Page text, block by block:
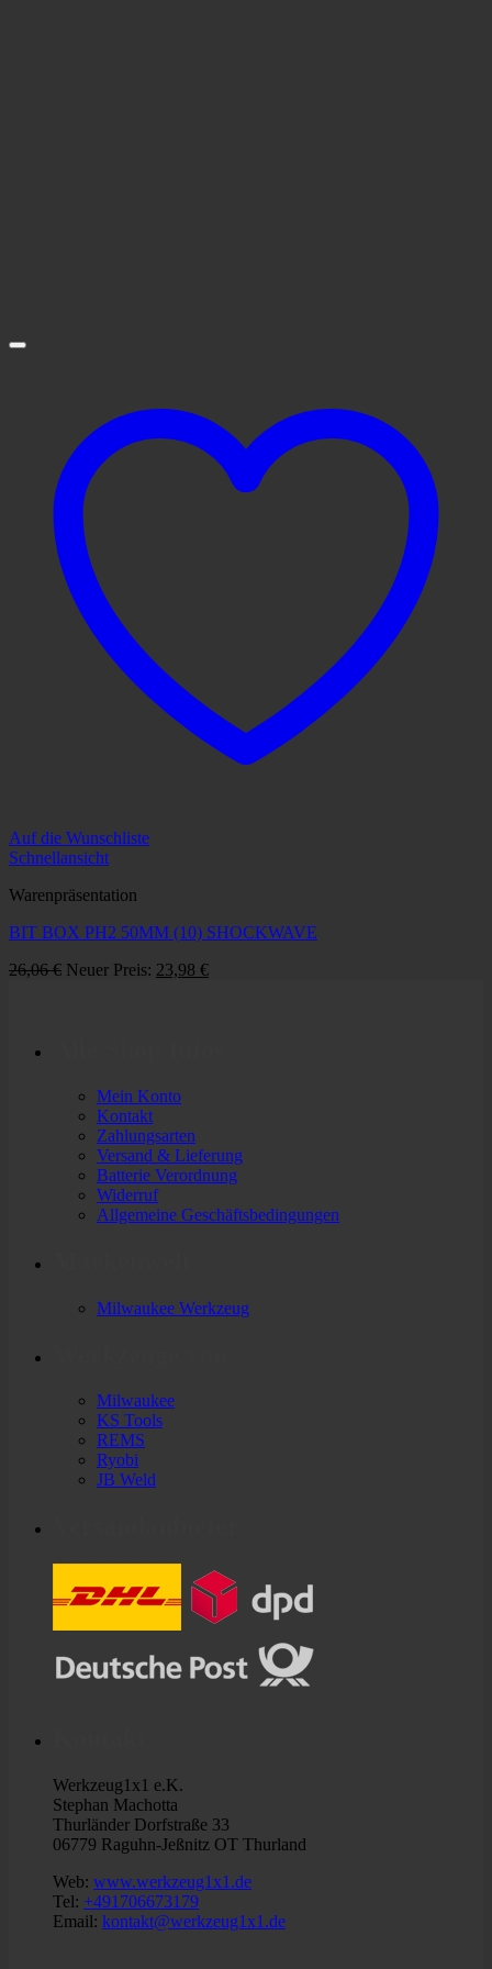
Auf die Wunschliste
Schnellansicht
Warenpräsentation
BIT BOX PH2 50MM (10) SHOCKWAVE
26,06€ Ursprünglicher
Neuer Preis: 23,98 €Aktueller
Mein Konto
Kontakt
Zahlungsarten
Versand & Lieferung
Batterie Verordnung
Widerruf
Allgemeine Geschäftsbedingungen
Milwaukee Werkzeug
Milwaukee
KS Tools
REMS
Ryobi
JB Weld
Werkzeug1x1 e.K.
Stephan Machotta
Thurländer Dorfstraße 33
06779 Raguhn-Jeßnitz OT Thurland
Web: www.werkzeug1x1.de
Tel: +491706673179
Email: kontakt@werkzeug1x1.de